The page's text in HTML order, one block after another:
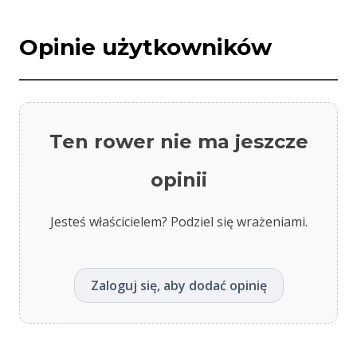
Opinie użytkowników
Ten rower nie ma jeszcze
opinii
Jesteś właścicielem? Podziel się wrażeniami.
Zaloguj się, aby dodać opinię